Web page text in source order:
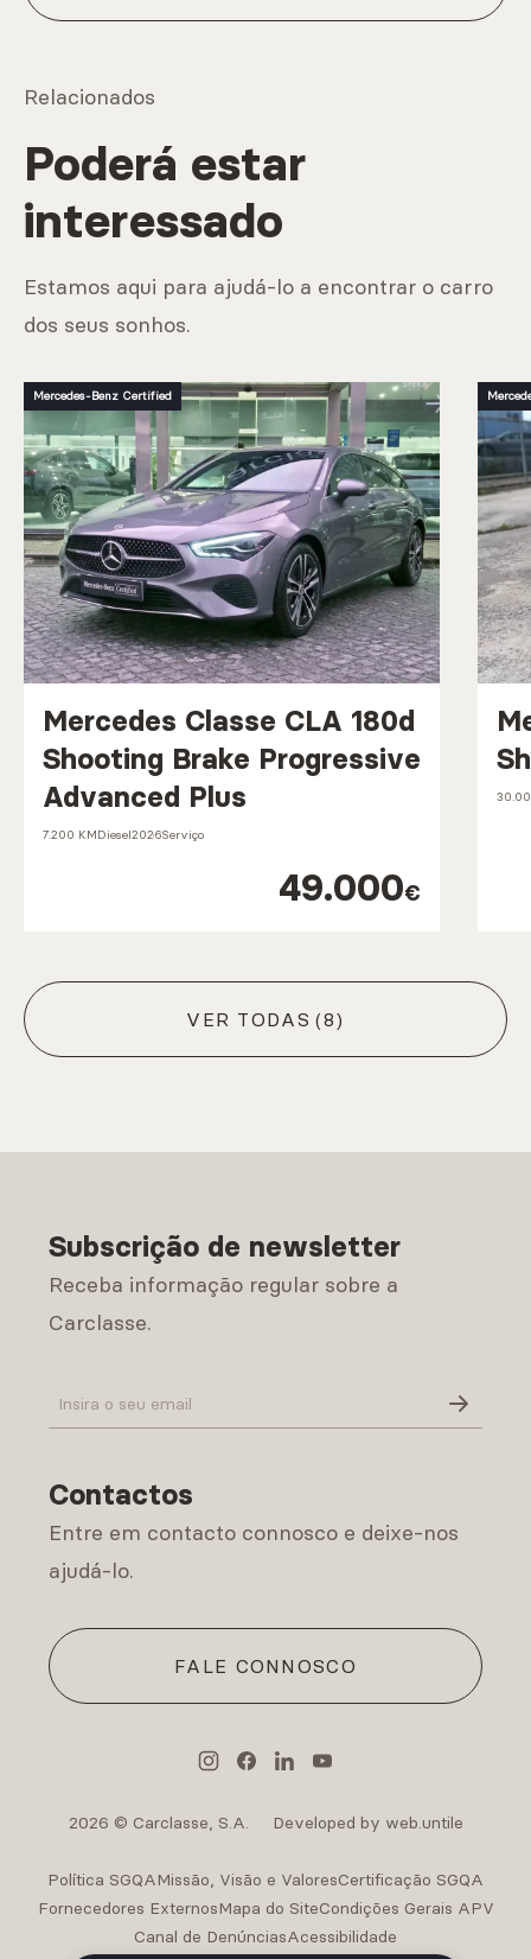
Relacionados
Poderá estar
interessado
Estamos aqui para ajudá-lo a encontrar o carro
dos seus sonhos.
Mercedes-Benz Certified
Mercedes Classe CLA 180d
Shooting Brake Progressive
Advanced Plus
7.200 KMDiesel2026Serviço
49.000€
VER TODAS (8)
Subscrição de newsletter
Receba informação regular sobre a
Carclasse.
Contactos
Entre em contacto connosco e deixe-nos
ajudá-lo.
FALE CONNOSCO
2026 © Carclasse, S.A. Developed by web.untile
Política SGQAMissão, Visão e ValoresCertificação SGQA
Fornecedores ExternosMapa do SiteCondições Gerais APV
Canal de DenúnciasAcessibilidade